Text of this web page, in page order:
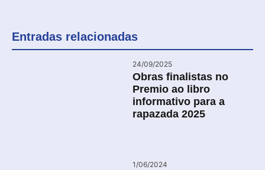
Entradas relacionadas
24/09/2025
Obras finalistas no
Premio ao libro
informativo para a
rapazada 2025
1/06/2024